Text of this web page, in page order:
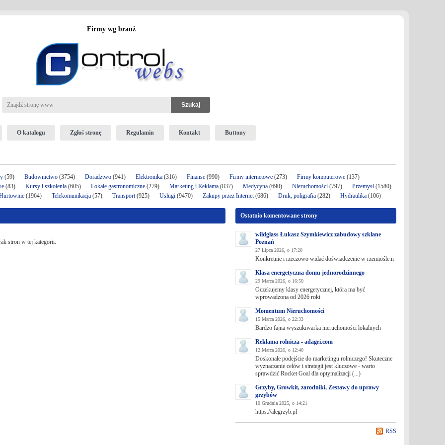
Firmy wg branż
O katalogu Zgłoś stronę Regulamin Kontakt Buttony
(59) Budownictwo (3754) Doradztwo (941) Elektronika (316) Finanse (990) Firmy internetowe (273) Firmy komputerowe (137)
(83) Kursy i szkolenia (605) Lokale gastronomiczne (279) Marketing i Reklama (837) Medycyna (690) Nieruchomości (797) Przemysł(1580)
(1964) Telekomunikacja (57) Transport(925) Usługi (9470) Zakupy przez Internet(686) Druk, poligrafia (282) Hydraulika (106)
stron w tej kategorii.
Ostatnio komentowane strony
wildglass Łukasz Szymkiewicz zabudowy szklane
Poznań
27 Lipca 2026, o 17:20
Konkretnie i rzeczowo widać doświadczenie w rzemiośle.n
Klasa energetyczna domu jednorodzinnego
29 Marca 2026, o 16:50
Oczekujemy klasy energetycznej, która ma być
wprowadzona od 2026 roki
Momentum Nieruchomości
15 Marca 2026, o 22:33
Bardzo fajna wyszukiwarka nieruchomości lokalnych
Reklama rolnicza - adagri.com
12 Marca 2026, o 12:40
Doskonałe podejście do marketingu rolniczego! Skuteczne
wyznaczanie celów i strategii jest kluczowe - warto
sprawdzić Rocket Goal dla optymalizacji (...)
Grzyby, Growkit, zarodniki, Zestawy do uprawy
grzybów
10 Grudnia 2025, o 14:21
https://alegrzyb.pl
RSS